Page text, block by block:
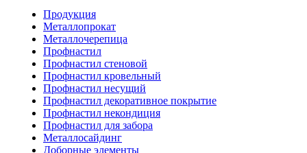
Продукция
Металлопрокат
Металлочерепица
Профнастил
Профнастил стеновой
Профнастил кровельный
Профнастил несущий
Профнастил декоративное покрытие
Профнастил некондиция
Профнастил для забора
Металлосайдинг
Доборные элементы